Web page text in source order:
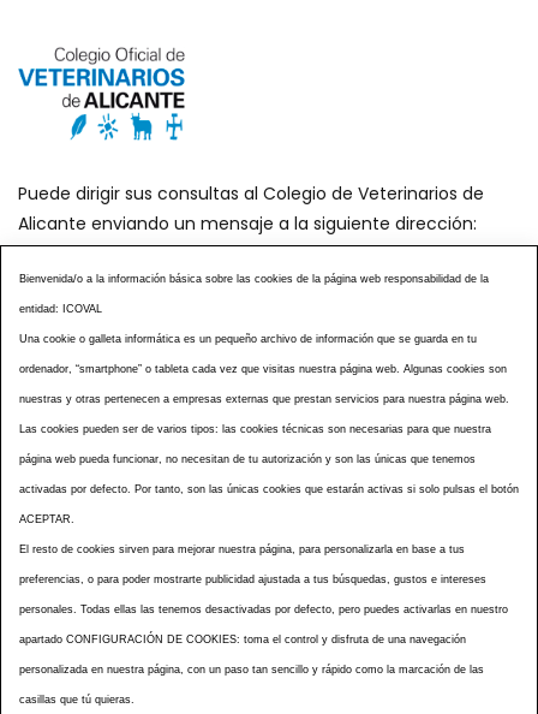
Puede dirigir sus consultas al Colegio de Veterinarios de
Alicante enviando un mensaje a la siguiente dirección:
secretaria@icoval.org
¿SABÍAS QUÉ?
CENTROS VETERINARIOS
TABLÓN ANUNCIOS
CURSOS Y EVENTOS
TÉRMINOS Y CONDICIONES
ESPECIAL COVID 19
NOTICIAS
ACCESIBILIDAD
AVISO LEGAL
POLÍTICA PRIVACIDAD
POLÍTICA DE COOKIES
NOTICIAS ICOVAL
NOTICIAS OCV
Bienvenida/o a la información básica sobre las cookies de la página web responsabilidad de la
entidad: ICOVAL
Una cookie o galleta informática es un pequeño archivo de información que se guarda en tu
ordenador, “smartphone” o tableta cada vez que visitas nuestra página web. Algunas cookies son
nuestras y otras pertenecen a empresas externas que prestan servicios para nuestra página web.
Las cookies pueden ser de varios tipos: las cookies técnicas son necesarias para que nuestra
página web pueda funcionar, no necesitan de tu autorización y son las únicas que tenemos
activadas por defecto. Por tanto, son las únicas cookies que estarán activas si solo pulsas el botón
ACEPTAR.
El resto de cookies sirven para mejorar nuestra página, para personalizarla en base a tus
preferencias, o para poder mostrarte publicidad ajustada a tus búsquedas, gustos e intereses
personales. Todas ellas las tenemos desactivadas por defecto, pero puedes activarlas en nuestro
apartado CONFIGURACIÓN DE COOKIES: toma el control y disfruta de una navegación
personalizada en nuestra página, con un paso tan sencillo y rápido como la marcación de las
casillas que tú quieras.